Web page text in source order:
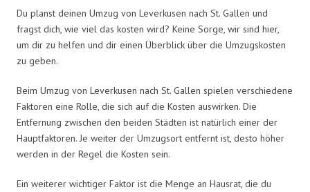
Du planst deinen Umzug von Leverkusen nach St. Gallen und
fragst dich, wie viel das kosten wird? Keine Sorge, wir sind hier,
um dir zu helfen und dir einen Überblick über die Umzugskosten
zu geben.
Beim Umzug von Leverkusen nach St. Gallen spielen verschiedene
Faktoren eine Rolle, die sich auf die Kosten auswirken. Die
Entfernung zwischen den beiden Städten ist natürlich einer der
Hauptfaktoren. Je weiter der Umzugsort entfernt ist, desto höher
werden in der Regel die Kosten sein.
Ein weiterer wichtiger Faktor ist die Menge an Hausrat, die du